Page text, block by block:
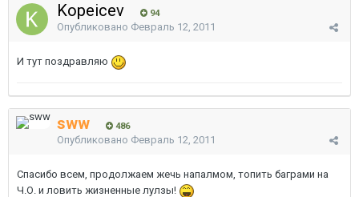
Kopeicev 94
Опубликовано Февраль 12, 2011
И тут поздравляю
sww 486
Опубликовано Февраль 12, 2011
Спасибо всем, продолжаем жечь напалмом, топить баграми на
Ч.О. и ловить жизненные лулзы!